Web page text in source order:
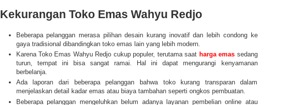
Kekurangan Toko Emas Wahyu Redjo
Beberapa pelanggan merasa pilihan desain kurang inovatif dan lebih condong ke
gaya tradisional dibandingkan toko emas lain yang lebih modern.
Karena Toko Emas Wahyu Redjo cukup populer, terutama saat harga emas sedang
turun, tempat ini bisa sangat ramai. Hal ini dapat mengurangi kenyamanan
berbelanja.
Ada laporan dari beberapa pelanggan bahwa toko kurang transparan dalam
menjelaskan detail kadar emas atau biaya tambahan seperti ongkos pembuatan.
Beberapa pelanggan mengeluhkan belum adanya layanan pembelian online atau